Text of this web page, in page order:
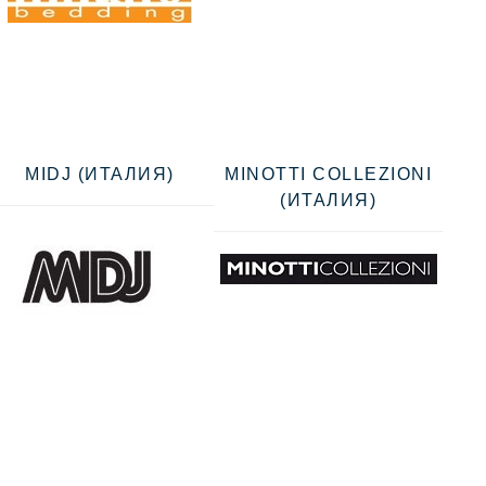
MIDJ (ИТАЛИЯ)
MINOTTI COLLEZIONI
(ИТАЛИЯ)